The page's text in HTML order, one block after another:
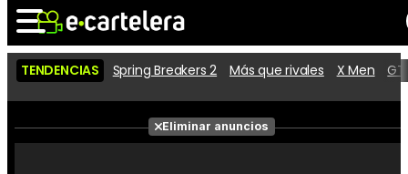
Noticias Cartelera
Películas
TENDENCIAS Spring Breakers 2 Más que rivales X Men
Eliminar anuncios